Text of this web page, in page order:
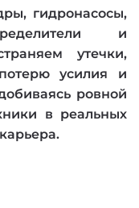
гидронасосы,
и
утечки,
усилия и
ровной
в реальных